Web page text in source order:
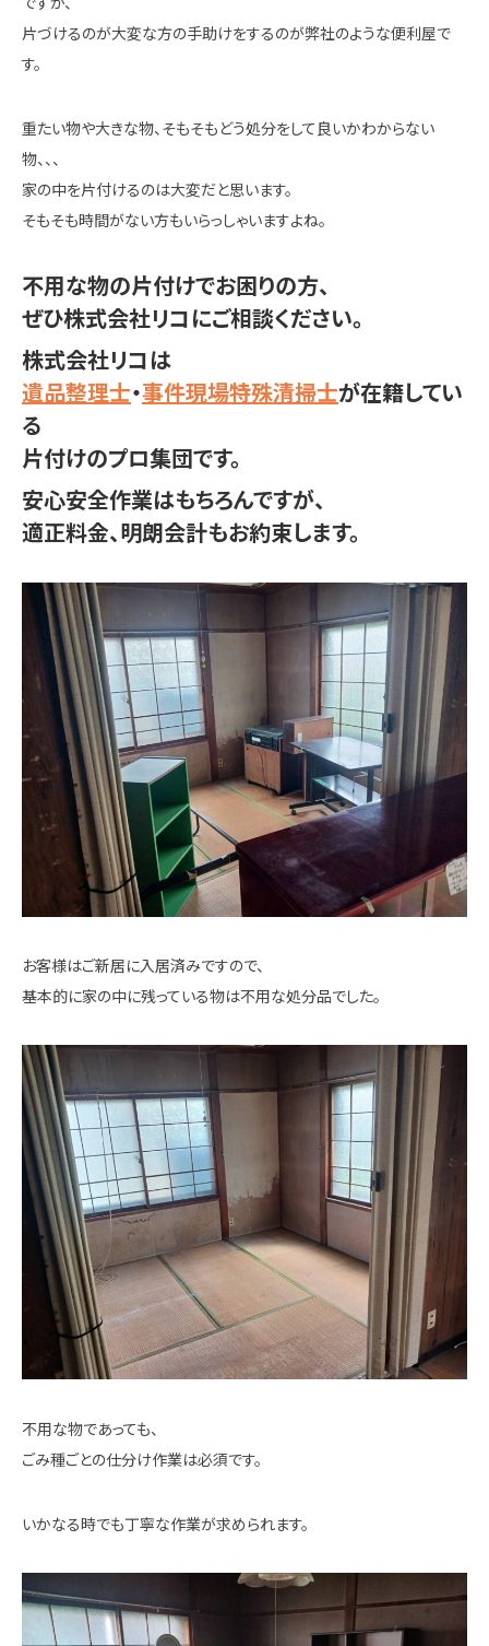
片づけるのが大変な方の手助けをするのが弊社のような便利屋で
す。
重たい物や大きな物、そもそもどう処分をして良いかわからない
物、、、
家の中を片付けるのは大変だと思います。
そもそも時間がない方もいらっしゃいますよね。
不用な物の片付けでお困りの方、
ぜひ株式会社リコにご相談ください。
株式会社リコは
遺品整理士・事件現場特殊清掃士が在籍してい
る
片付けのプロ集団です。
安心安全作業はもちろんですが、
適正料金、明朗会計もお約束します。
お客様はご新居に入居済みですので、
基本的に家の中に残っている物は不用な処分品でした。
不用な物であっても、
ごみ種ごとの仕分け作業は必須です。
いかなる時でも丁寧な作業が求められます。